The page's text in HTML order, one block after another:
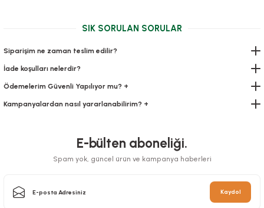
Stok Kodu 0294 Stok Kodu 0288
SIK SORULAN SORULAR
Siparişim ne zaman teslim edilir?
İade koşulları nelerdir?
Ödemelerim Güvenli Yapılıyor mu? +
Kampanyalardan nasıl yararlanabilirim? +
E-bülten aboneliği.
Spam yok, güncel ürün ve kampanya haberleri
Kaydol